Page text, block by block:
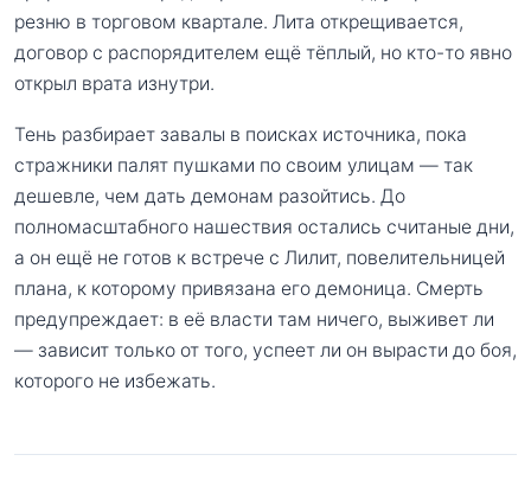
резню в торговом квартале. Лита открещивается,
договор с распорядителем ещё тёплый, но кто-то явно
открыл врата изнутри.
Тень разбирает завалы в поисках источника, пока
стражники палят пушками по своим улицам — так
дешевле, чем дать демонам разойтись. До
полномасштабного нашествия остались считаные дни,
а он ещё не готов к встрече с Лилит, повелительницей
плана, к которому привязана его демоница. Смерть
предупреждает: в её власти там ничего, выживет ли
— зависит только от того, успеет ли он вырасти до боя,
которого не избежать.